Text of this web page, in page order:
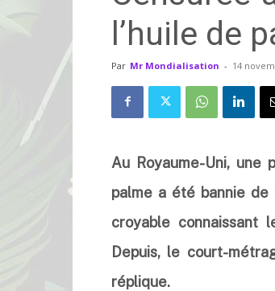
l’huile de
Par Mr Mondialisation - 14
Au Royaume-Uni, une
palme a été bannie
croyable
Depuis, le court-
réplique.